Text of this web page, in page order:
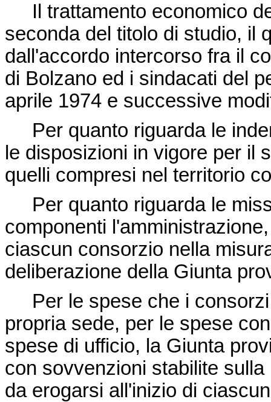
Il trattamento economico
seconda del titolo di studio, il
dall'accordo intercorso fra il
di Bolzano ed i sindacati del
aprile 1974 e successive
Per quanto riguarda le
le disposizioni in vigore per il
quelli compresi nel territorio
Per quanto riguarda le
componenti
ciascun consorzio nella
deliberazione della Giunta
Per le spese che i consorzi
propria sede, per le spese
spese di ufficio, la Giunta
con sovvenzioni stabilite
da erogarsi all'inizio di